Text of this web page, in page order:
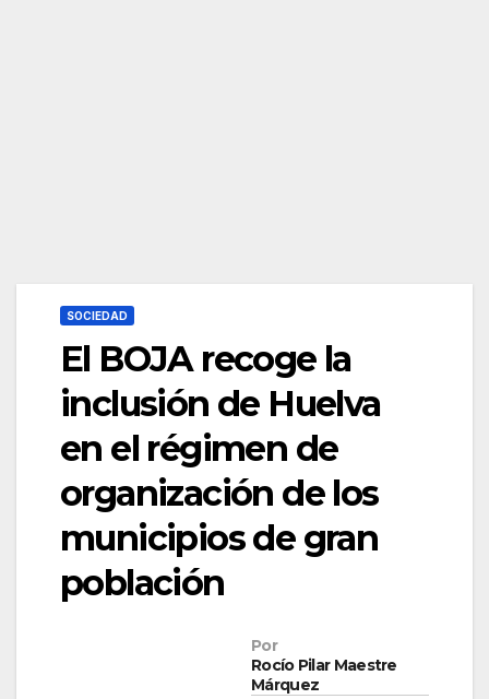
SOCIEDAD
El BOJA recoge la
inclusión de Huelva
en el régimen de
organización de los
municipios de gran
población
Por
Rocío Pilar Maestre
Márquez